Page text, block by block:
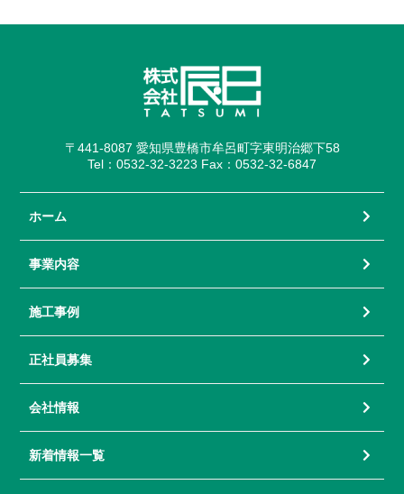
〒441-8087 愛知県豊橋市牟呂町字東明治郷下58
Tel：0532-32-3223 Fax：0532-32-6847
ホーム
事業内容
施工事例
正社員募集
会社情報
新着情報一覧